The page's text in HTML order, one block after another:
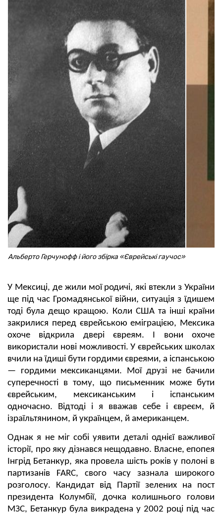
Альберто Герчунофф і його збірка «Єврейські гаучос»
У Мексиці, де жили мої родичі, які втекли з України
ще під час Громадянської війни, ситуація з їдишем
тоді була дещо кращою. Коли США та інші країни
закрилися перед єврейською еміграцією, Мексика
охоче відкрила двері євреям. І вони охоче
використали нові можливості. У єврейських школах
вчили на їдиші бути гордими євреями, а іспанською
— гордими мексиканцями. Мої друзі не бачили
суперечності в тому, що письменник може бути
єврейським, мексиканським і іспанським
одночасно. Відтоді і я вважав себе і євреєм, й
ізраїльтянином, й українцем, й американцем.
Однак я не міг собі уявити деталі однієї важливої
історії, про яку дізнався нещодавно. Власне, епопея
Інгрід Бетанкур, яка провела шість років у полоні в
партизанів FARC, свого часу зазнала широкого
розголосу. Кандидат від Партії зелених на пост
президента Колумбії, дочка колишнього голови
МЗС, Бетанкур була викрадена у 2002 році під час